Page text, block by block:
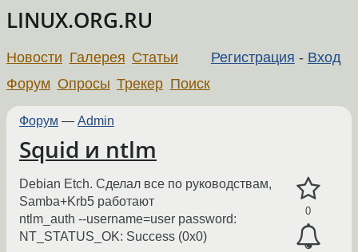
LINUX.ORG.RU
Регистрация - Вход
Новости Галерея Статьи
Форум Опросы Трекер Поиск
Форум — Admin
Squid и ntlm
0
Debian Etch. Сделал все по руководствам,
Samba+Krb5 работают
ntlm_auth --username=user password:
NT_STATUS_OK: Success (0x0)